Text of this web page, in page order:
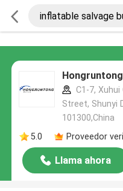
C1-7,
Street, Shunyi
101300,China
5.0
Proveedor
Llama ahora